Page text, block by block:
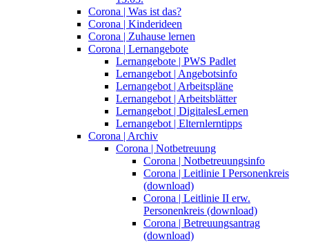
Corona | Was ist das?
Corona | Kinderideen
Corona | Zuhause lernen
Corona | Lernangebote
Lernangebote | PWS Padlet
Lernangebot | Angebotsinfo
Lernangebot | Arbeitspläne
Lernangebot | Arbeitsblätter
Lernangebot | DigitalesLernen
Lernangebot | Elternlerntipps
Corona | Archiv
Corona | Notbetreuung
Corona | Notbetreuungsinfo
Corona | Leitlinie I Personenkreis
(download)
Corona | Leitlinie II erw.
Personenkreis (download)
Corona | Betreuungsantrag
(download)